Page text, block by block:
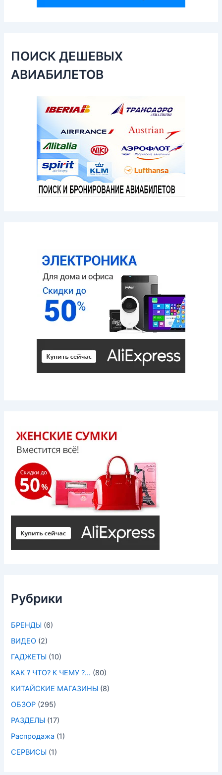
ПОИСК ДЕШЕВЫХ
АВИАБИЛЕТОВ
Рубрики
БРЕНДЫ (6)
ВИДЕО (2)
ГАДЖЕТЫ (10)
КАК ? ЧТО? К ЧЕМУ ?… (80)
КИТАЙСКИЕ МАГАЗИНЫ (8)
ОБЗОР (295)
РАЗДЕЛЫ (17)
Распродажа (1)
СЕРВИСЫ (1)